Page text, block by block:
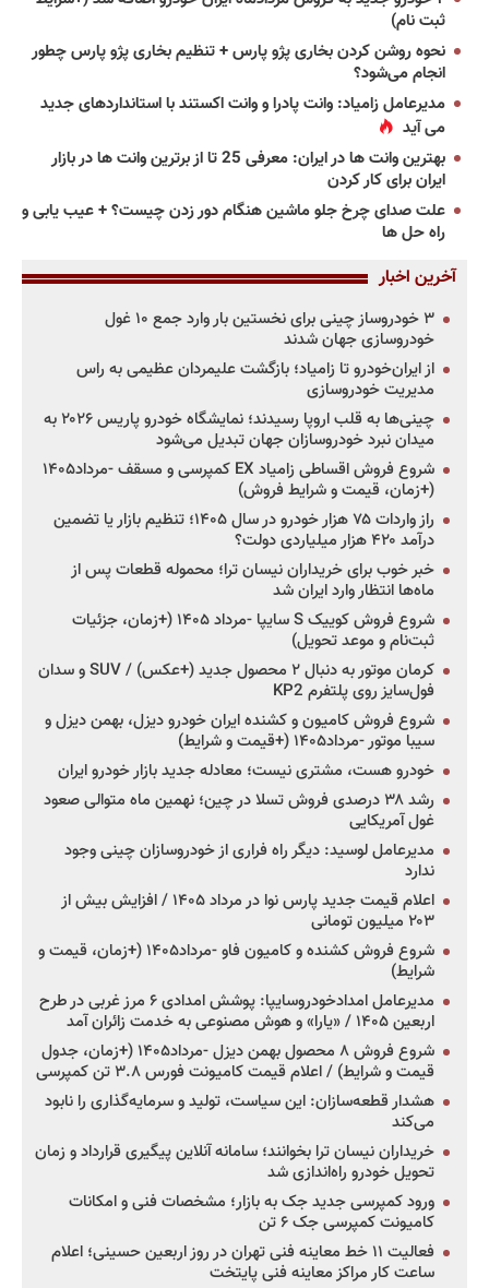
ثبت نام)
نحوه روشن کردن بخاری پژو پارس + تنظیم بخاری پژو پارس چطور
انجام می‌شود؟
مدیرعامل زامیاد: وانت پادرا و وانت اکستند با استانداردهای جدید
می آید
بهترین وانت ها در ایران: معرفی 25 تا از برترین وانت ها در بازار
ایران برای کار کردن
علت صدای چرخ جلو ماشین هنگام دور زدن چیست؟ + عیب یابی و
راه حل ها
آخرین اخبار
۳ خودروساز چینی برای نخستین بار وارد جمع ۱۰ غول
خودروسازی جهان شدند
از ایران‌خودرو تا زامیاد؛ بازگشت علیمردان عظیمی به راس
مدیریت خودروسازی
چینی‌ها به قلب اروپا رسیدند؛ نمایشگاه خودرو پاریس ۲۰۲۶ به
میدان نبرد خودروسازان جهان تبدیل می‌شود
شروع فروش اقساطی زامیاد EX کمپرسی و مسقف -مرداد۱۴۰۵
(+زمان، قیمت و شرایط فروش)
راز واردات ۷۵ هزار خودرو در سال ۱۴۰۵؛ تنظیم بازار یا تضمین
درآمد ۴۲۰ هزار میلیاردی دولت؟
خبر خوب برای خریداران نیسان ترا؛ محموله قطعات پس از
ماه‌ها انتظار وارد ایران شد
شروع فروش کوییک S سایپا -مرداد ۱۴۰۵ (+زمان، جزئیات
ثبت‌نام و موعد تحویل)
کرمان موتور به دنبال ۲ محصول جدید (+عکس) / SUV و سدان
فول‌سایز روی پلتفرم KP2
شروع فروش کامیون و کشنده ایران خودرو دیزل، بهمن دیزل و
سیبا موتور -مرداد۱۴۰۵ (+قیمت و شرایط)
خودرو هست، مشتری نیست؛ معادله جدید بازار خودرو ایران
رشد ۳۸ درصدی فروش تسلا در چین؛ نهمین ماه متوالی صعود
غول آمریکایی
مدیرعامل لوسید: دیگر راه فراری از خودروسازان چینی وجود
ندارد
اعلام قیمت جدید پارس نوا در مرداد ۱۴۰۵ / افزایش بیش از
۲۰۳ میلیون تومانی
شروع فروش کشنده و کامیون فاو -مرداد۱۴۰۵ (+زمان، قیمت و
شرایط)
مدیرعامل امدادخودروسایپا: پوشش امدادی ۶ مرز غربی در طرح
اربعین ۱۴۰۵ / «یارا» و هوش مصنوعی به خدمت زائران آمد
شروع فروش ۸ محصول بهمن دیزل -مرداد۱۴۰۵ (+زمان، جدول
قیمت و شرایط) / اعلام قیمت کامیونت فورس ۳.۸ تن کمپرسی
هشدار قطعه‌سازان: این سیاست، تولید و سرمایه‌گذاری را نابود
می‌کند
خریداران نیسان ترا بخوانند؛ سامانه آنلاین پیگیری قرارداد و زمان
تحویل خودرو راه‌اندازی شد
ورود کمپرسی جدید جک به بازار؛ مشخصات فنی و امکانات
کامیونت کمپرسی جک ۶ تن
فعالیت ۱۱ خط معاینه فنی تهران در روز اربعین حسینی؛ اعلام
ساعت کار مراکز معاینه فنی پایتخت